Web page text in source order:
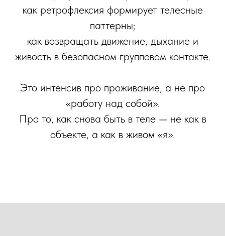
как ретрофлексия формирует телесные
паттерны;
как возвращать движение, дыхание и
живость в безопасном групповом контакте.
Это интенсив про проживание, а не про
«работу над собой».
Про то, как снова быть в теле — не как в
объекте, а как в живом «я».